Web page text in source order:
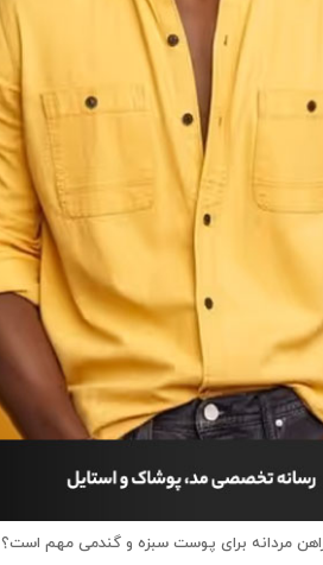
مردانه برای پوست سبزه و گندمی مهم است؟